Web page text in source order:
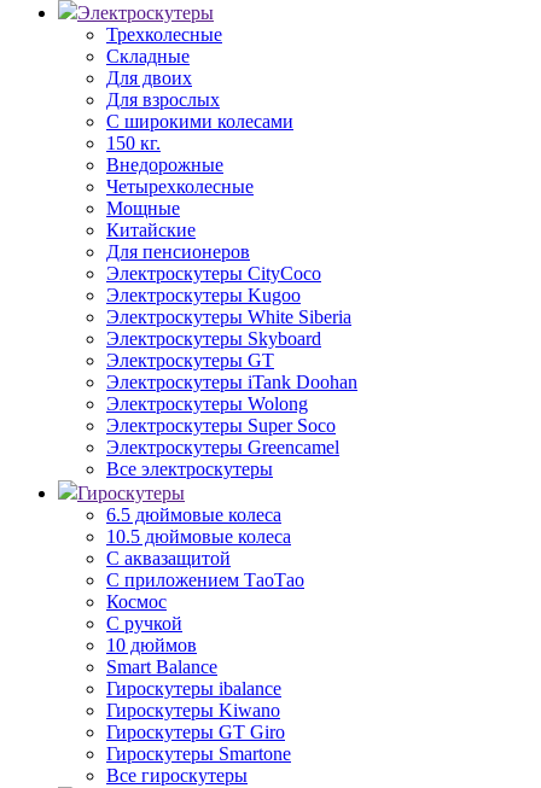
Электроскутеры
Трехколесные
Складные
Для двоих
Для взрослых
С широкими колесами
150 кг.
Внедорожные
Четырехколесные
Мощные
Китайские
Для пенсионеров
Электроскутеры CityCoco
Электроскутеры Kugoo
Электроскутеры White Siberia
Электроскутеры Skyboard
Электроскутеры GT
Электроскутеры iTank Doohan
Электроскутеры Wolong
Электроскутеры Super Soco
Электроскутеры Greencamel
Все электроскутеры
Гироскутеры
6.5 дюймовые колеса
10.5 дюймовые колеса
С аквазащитой
С приложением ТаоТао
Космос
С ручкой
10 дюймов
Smart Balance
Гироскутеры ibalance
Гироскутеры Kiwano
Гироскутеры GT Giro
Гироскутеры Smartone
Все гироскутеры